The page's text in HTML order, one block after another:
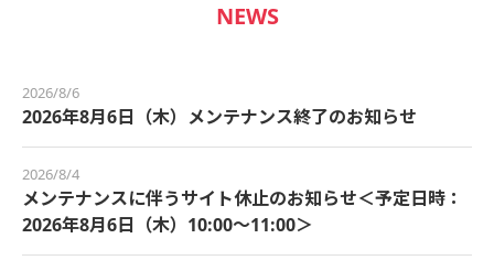
NEWS
2026/8/6
2026年8月6日（木）メンテナンス終了のお知らせ
2026/8/4
メンテナンスに伴うサイト休止のお知らせ＜予定日時：
2026年8月6日（木）10:00～11:00＞